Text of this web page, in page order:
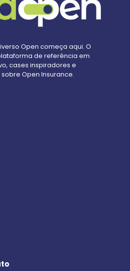
Open começa aqui. O
de referência em
cases inspiradores e
Open Insurance.